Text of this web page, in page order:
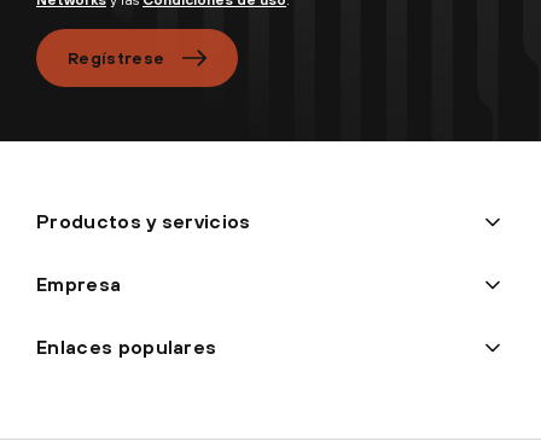
Regístrese
Productos y servicios
Empresa
Enlaces populares